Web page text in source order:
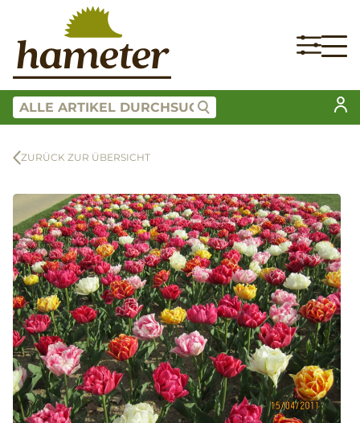
ZURÜCK ZUR ÜBERSICHT